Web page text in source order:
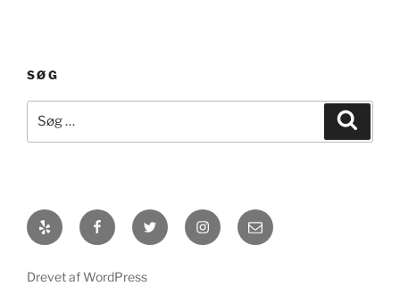
SØG
efter:
Yelp FacebookTwitter Instagram
E-
mail
Drevet af WordPress